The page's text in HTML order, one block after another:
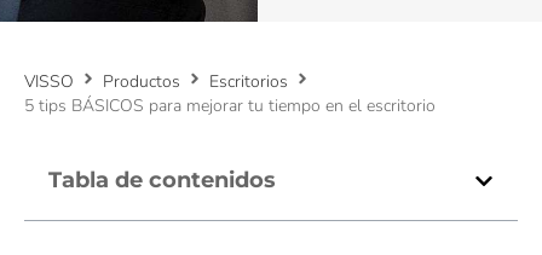
VISSO Productos
Escritorios
5 tips BÁSICOS para mejorar tu tiempo en el escritorio
Tabla de contenidos